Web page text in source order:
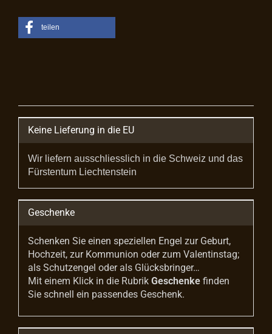
teilen
Keine Lieferung in die EU
Wir liefern ausschliesslich in die Schweiz und das
Fürstentum Liechtenstein
Geschenke
Schenken Sie einen speziellen Engel zur Geburt,
Hochzeit, zur Kommunion oder zum Valentinstag;
als Schutzengel oder als Glücksbringer…
Mit einem Klick in die Rubrik Geschenke finden
Sie schnell ein passendes Geschenk.